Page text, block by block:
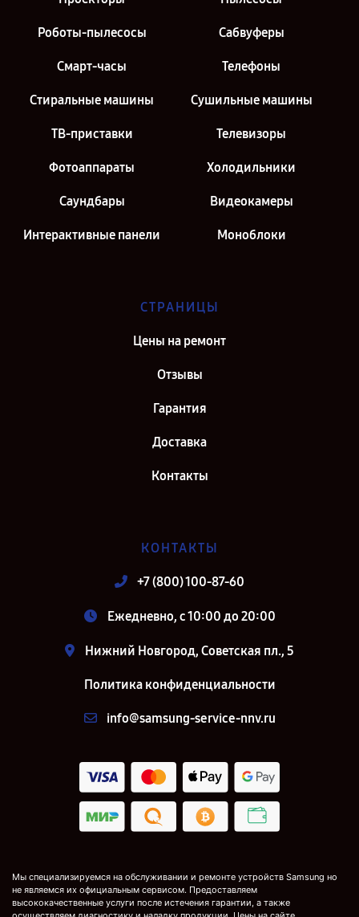
Роботы-пылесосы Сабвуферы
Смарт-часы Телефоны
Стиральные машины Сушильные машины
ТВ-приставки Телевизоры
Фотоаппараты Холодильники
Саундбары Видеокамеры
Интерактивные панели Моноблоки
СТРАНИЦЫ
Цены на ремонт
Отзывы
Гарантия
Доставка
Контакты
КОНТАКТЫ
+7 (800) 100-87-60
Ежедневно, с 10:00 до 20:00
Нижний Новгород, Советская пл., 5
Политика конфиденциальности
info@samsung-service-nnv.ru
Мы специализируемся на обслуживании и ремонте устройств Samsung но
не являемся их официальным сервисом. Предоставляем
высококачественные услуги после истечения гарантии, а также